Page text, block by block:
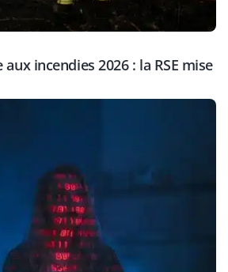
incendies 2026 : la RSE mise